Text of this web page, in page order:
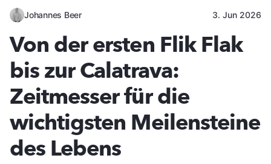
Johannes Beer 3. Jun 2026
Von der ersten Flik Flak
bis zur Calatrava:
Zeitmesser für die
wichtigsten Meilensteine
des Lebens